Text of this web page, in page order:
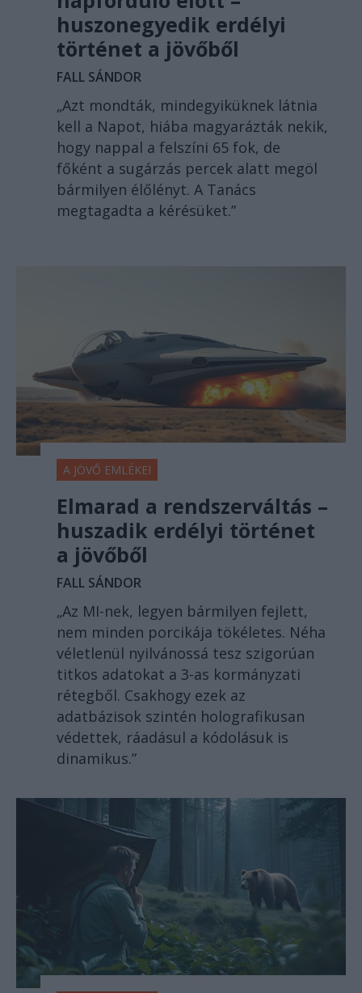
huszonegyedik erdélyi
történet a jövőből
FALL SÁNDOR
„Azt mondták, mindegyiküknek látnia
kell a Napot, hiába magyarázták nekik,
hogy nappal a felszíni 65 fok, de
főként a sugárzás percek alatt megöl
bármilyen élőlényt. A Tanács
megtagadta a kérésüket.”
A JÖVŐ EMLÉKEI
Elmarad a rendszerváltás –
huszadik erdélyi történet
a jövőből
FALL SÁNDOR
„Az MI-nek, legyen bármilyen fejlett,
nem minden porcikája tökéletes. Néha
véletlenül nyilvánossá tesz szigorúan
titkos adatokat a 3-as kormányzati
rétegből. Csakhogy ezek az
adatbázisok szintén holografikusan
védettek, ráadásul a kódolásuk is
dinamikus.”